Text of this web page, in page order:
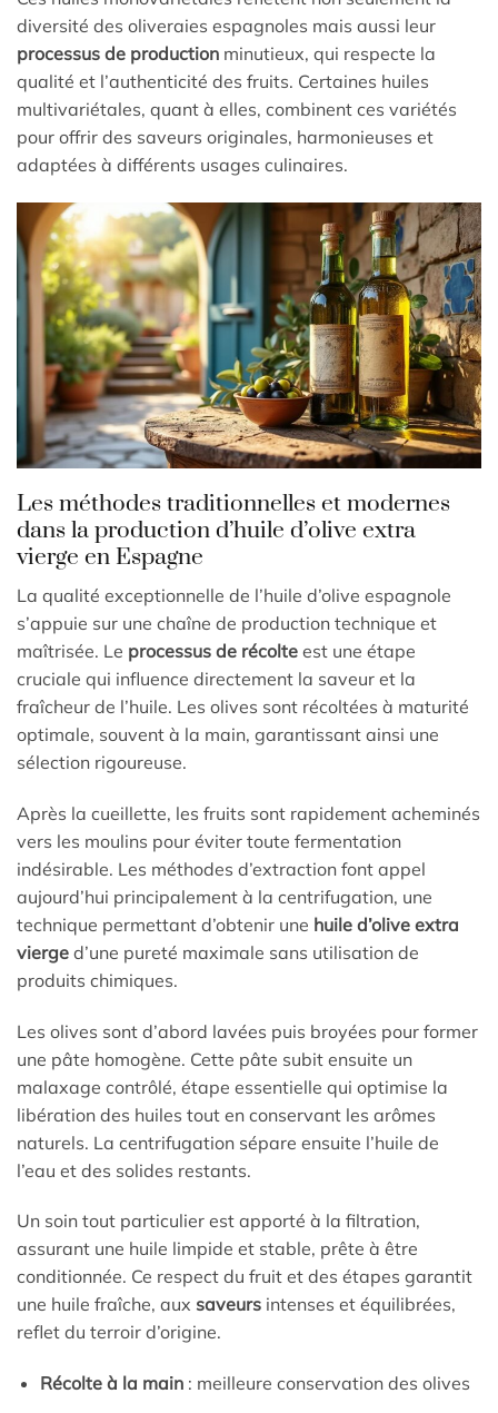
diversité des oliveraies espagnoles mais aussi leur
processus de production minutieux, qui respecte la
qualité et l’authenticité des fruits. Certaines huiles
multivariétales, quant à elles, combinent ces variétés
pour offrir des saveurs originales, harmonieuses et
adaptées à différents usages culinaires.
Les méthodes traditionnelles et modernes
dans la production d’huile d’olive extra
vierge en Espagne
La qualité exceptionnelle de l’huile d’olive espagnole
s’appuie sur une chaîne de production technique et
maîtrisée. Le processus de récolte est une étape
cruciale qui influence directement la saveur et la
fraîcheur de l’huile. Les olives sont récoltées à maturité
optimale, souvent à la main, garantissant ainsi une
sélection rigoureuse.
Après la cueillette, les fruits sont rapidement acheminés
vers les moulins pour éviter toute fermentation
indésirable. Les méthodes d’extraction font appel
aujourd’hui principalement à la centrifugation, une
technique permettant d’obtenir une huile d’olive extra
vierge d’une pureté maximale sans utilisation de
produits chimiques.
Les olives sont d’abord lavées puis broyées pour former
une pâte homogène. Cette pâte subit ensuite un
malaxage contrôlé, étape essentielle qui optimise la
libération des huiles tout en conservant les arômes
naturels. La centrifugation sépare ensuite l’huile de
l’eau et des solides restants.
Un soin tout particulier est apporté à la filtration,
assurant une huile limpide et stable, prête à être
conditionnée. Ce respect du fruit et des étapes garantit
une huile fraîche, aux saveurs intenses et équilibrées,
reflet du terroir d’origine.
Récolte à la main: meilleure conservation des olives